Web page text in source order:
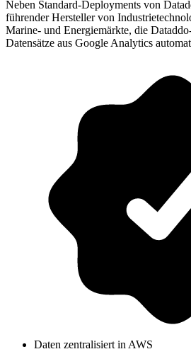
Neben Standard-Deployments von
führender Hersteller von
Marine- und Energiemärkte, die
Datensätze aus Google Analytics
Daten zentralisiert in AWS